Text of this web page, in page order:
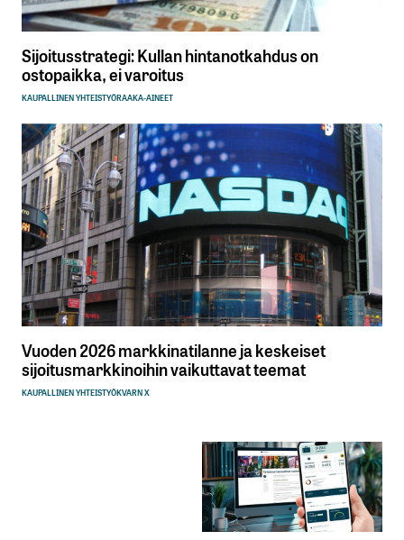
Sijoitusstrategi: Kullan hintanotkahdus on
ostopaikka, ei varoitus
KAUPALLINEN YHTEISTYÖRAAKA-AINEET
Vuoden 2026 markkinatilanne ja keskeiset
sijoitusmarkkinoihin vaikuttavat teemat
KAUPALLINEN YHTEISTYÖKVARN X